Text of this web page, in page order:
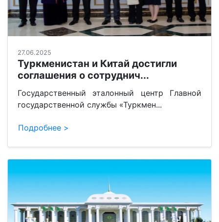
27.06.2025
Туркменистан и Китай достигли
соглашения о сотруднич...
Государственный эталонный центр Главной
государственной службы «Туркмен...
Подробнее >